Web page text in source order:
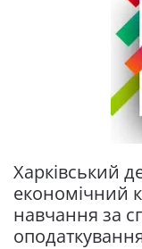
Харківський
економічний
навчання за